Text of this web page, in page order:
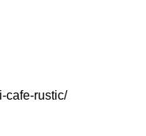
cafe-rustic/